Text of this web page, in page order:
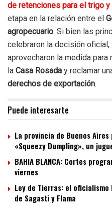
de retenciones para el trigo y
etapa en la relación entre el
agropecuario. Si bien las
celebraron la decisión
aprovecharon la medida
la Casa Rosada y reclamar
derechos de exportación.
Puede interesarte
La provincia de Buenos
«Squeezy Dumpling», un
BAHIA BLANCA: Cortes
viernes
Ley de Tierras: el
de Sagasti y Flama